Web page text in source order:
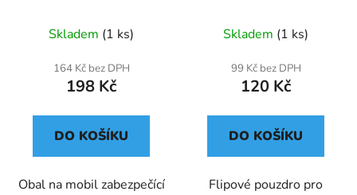
Skladem (1 ks)
164 Kč bez DPH
198 Kč
DO KOŠÍKU
Obal na mobil zabezpečící
černá
Skladem (1 ks)
99 Kč bez DPH
120 Kč
DO KOŠÍKU
Flipové pouzdro pro